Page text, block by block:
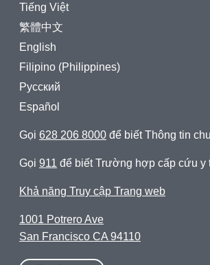
Tiếng Việt
繁體中文
English
Filipino (Philippines)
Русский
Español
Gọi 628 206 8000 để biết Thông tin
Gọi 911 để biết Trường hợp cấp cứu y
Khả năng Truy cập Trang web
1001 Potrero Ave
San Francisco CA 94110